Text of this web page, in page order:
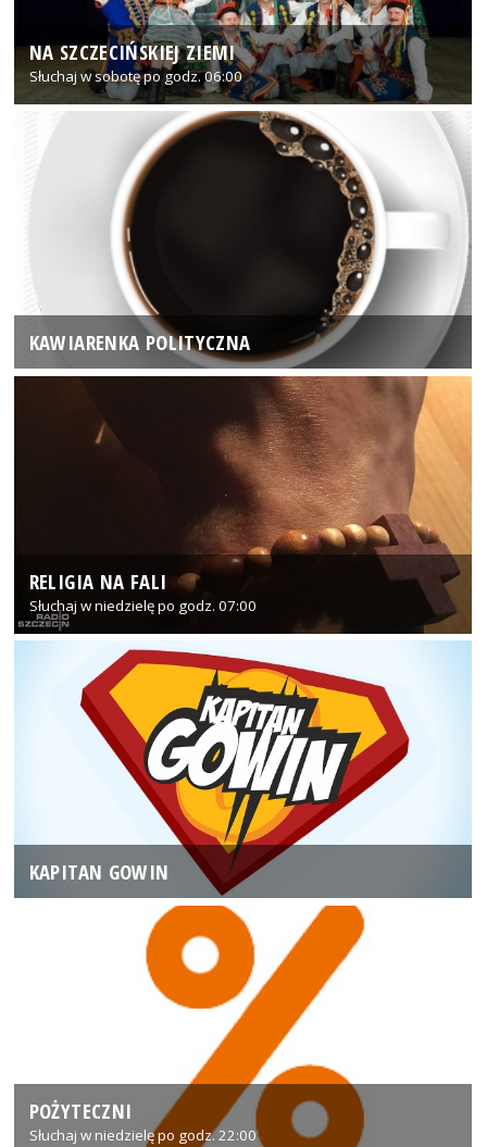
NA SZCZECIŃSKIEJ ZIEMI
Słuchaj w sobotę po godz. 06:00
KAWIARENKA POLITYCZNA
RELIGIA NA FALI
Słuchaj w niedzielę po godz. 07:00
KAPITAN GOWIN
POŻYTECZNI
Słuchaj w niedzielę po godz. 22:00